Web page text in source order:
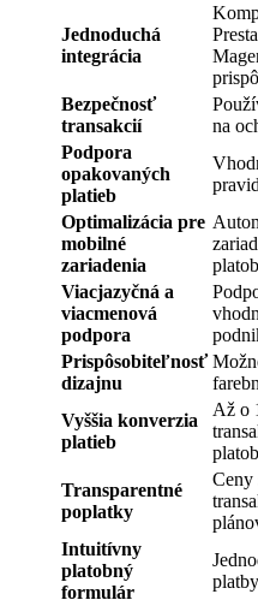
Jednoduchá
integrácia
Bezpečnosť
transakcií
na
Podpora
opakovaných
platieb
Optimalizácia pre
mobilné
zariadenia
Viacjazyčná a
viacmenová
podpora
Prispôsobiteľnosť
dizajnu
Vyššia konverzia
platieb
Až o
Transparentné
poplatky
Ceny
Intuitívny
platobný
formulár